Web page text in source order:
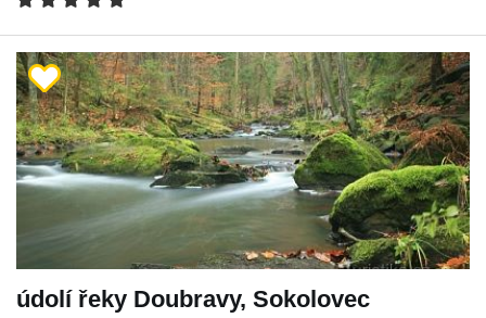
údolí řeky Doubravy, Sokolovec